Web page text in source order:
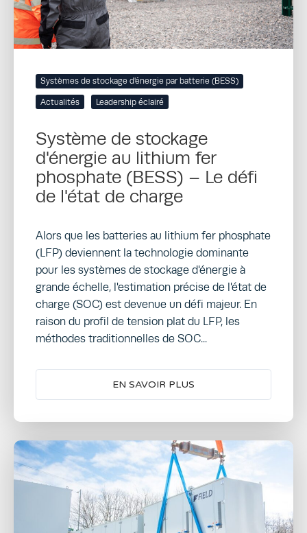
Systèmes de stockage d'énergie par batterie (BESS)
Actualités Leadership éclairé
Système de stockage
d'énergie au lithium fer
phosphate (BESS) – Le défi
de l'état de charge
Alors que les batteries au lithium fer phosphate
(LFP) deviennent la technologie dominante
pour les systèmes de stockage d'énergie à
grande échelle, l'estimation précise de l'état de
charge (SOC) est devenue un défi majeur. En
raison du profil de tension plat du LFP, les
méthodes traditionnelles de SOC...
EN SAVOIR PLUS